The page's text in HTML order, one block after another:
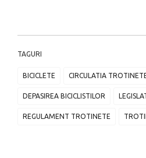
TAGURI
BICICLETE CIRCULATIA
DEPASIREA BICICLISTILOR
REGULAMENT TROTINETE